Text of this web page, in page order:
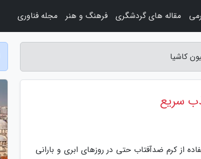
کاشیا
سریع
از کرم ضدآفتاب حتی در روزهای ابری و بارانی
مقاله های گردشگری فرهنگ و هنر مجله فناوری